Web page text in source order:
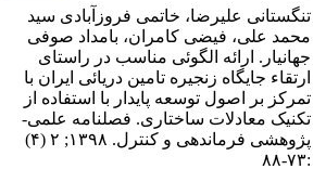
تنگستانی علیرضا، خاتمی فروزآبادی سید
محمد علی، فیضی کامران، بامداد صوفی
جهانیار. ارائه الگوئی مناسب در راستای
ارتقاء جایگاه زنجیره تامین دریائی ایران با
تمرکز بر اصول توسعه پایدار با استفاده از
تکنیک معادلات ساختاری. فصلنامه علمی-
پژوهشی فرماندهی و کنترل. ۱۳۹۸; ۲ (۴)
:۷۳-۸۸